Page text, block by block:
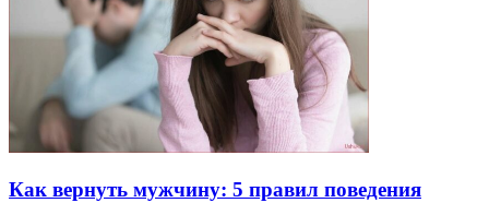
Как вернуть мужчину: 5 правил поведения